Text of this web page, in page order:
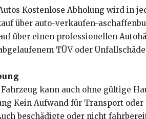
Kostenlose Abholung wird in
über auto-verkaufen-
über einen professionellen
TÜV oder
kann auch ohne gültige
Kein Aufwand für Transport oder
beschädigte oder nicht